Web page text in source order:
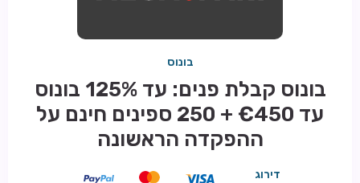
טיפים
בונוס
בונוס קבלת פנים: עד 125% בונוס
עד €450 + 250 ספינים חינם על
ההפקדה הראשונה
דירוג